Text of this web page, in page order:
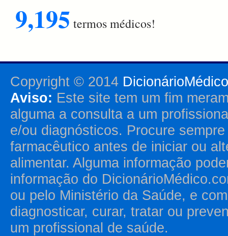
9,195 termos médicos!
Copyright © 2014
Aviso: Este site tem um fim
alguma a consulta a um
e/ou diagnósticos. Procure
farmacêutico antes de iniciar ou
alimentar. Alguma informação
informação do
ou pelo Ministério da Saúde, e
diagnosticar, curar, tratar ou
um profissional de saúde.